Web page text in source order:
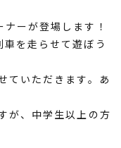
ーが登場します！
を走らせて遊ぼう
ていただきます。あ
が、中学生以上の方